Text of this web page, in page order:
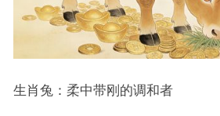
生肖兔：柔中带刚的调和者